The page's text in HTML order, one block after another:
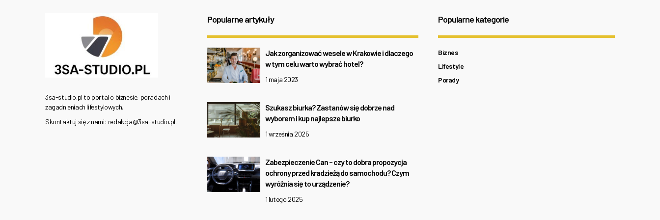
3sa-studio.pl to portal o biznesie, poradach i
zagadnieniach lifestylowych.
Skontaktuj się z nami: redakcja@3sa-studio.pl.
Popularne artykuły
Jak zorganizować wesele w Krakowie i dlaczego
w tym celu warto wybrać hotel?
1 maja 2023
Szukasz biurka? Zastanów się dobrze nad
wyborem i kup najlepsze biurko
1 września 2025
Zabezpieczenie Can – czy to dobra propozycja
ochrony przed kradzieżą do samochodu? Czym
wyróżnia się to urządzenie?
1 lutego 2025
Popularne kategorie
Biznes
Lifestyle
Porady